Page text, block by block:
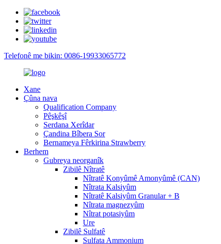
Telefonê me bikin: 0086-19933065772
Xane
Çûna nava
Qualification Company
Pêşkêşî
Serdana Xerîdar
Çandina Bîbera Sor
Bernameya Fêrkirina Strawberry
Berhem
Gubreya neorganîk
Zibilê Nîtratê
Nîtratê Konyûmê Amonyûmê (CAN)
Nîtrata Kalsiyûm
Nîtratê Kalsiyûm Granular + B
Nîtrata magnezyûm
Nîtrat potasiyûm
Ure
Zibilê Sulfatê
Sulfata Ammonium